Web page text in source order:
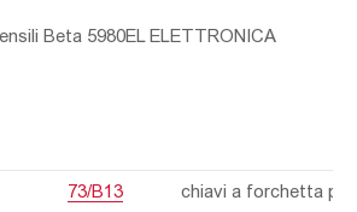
Beta 5980EL ELETTRONICA
73/B13 chiavi a forchetta